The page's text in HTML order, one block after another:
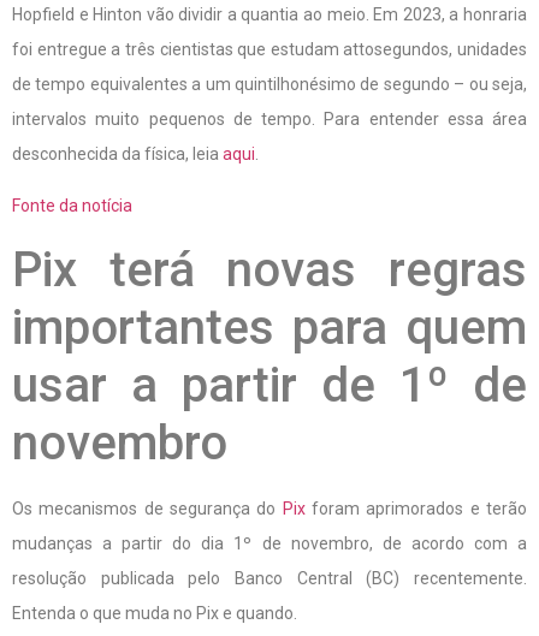
Hopfield e Hinton vão dividir a quantia ao meio. Em 2023, a honraria
foi entregue a três cientistas que estudam attosegundos, unidades
de tempo equivalentes a um quintilhonésimo de segundo – ou seja,
intervalos muito pequenos de tempo. Para entender essa área
desconhecida da física, leia aqui
Fonte da notícia
Pix terá novas regras
importantes para quem
usar a partir de 1º de
novembro
Os mecanismos de segurança do Pixforam aprimorados e terão
mudanças a partir do dia 1º de novembro, de acordo com a
resolução publicada pelo Banco Central (BC) recentemente.
Entenda o que muda no Pix e quando.